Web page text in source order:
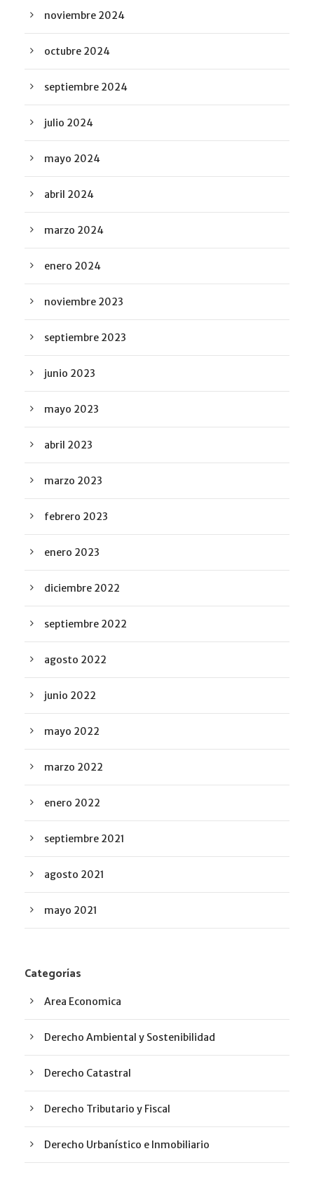
noviembre 2024
octubre 2024
septiembre 2024
julio 2024
mayo 2024
abril 2024
marzo 2024
enero 2024
noviembre 2023
septiembre 2023
junio 2023
mayo 2023
abril 2023
marzo 2023
febrero 2023
enero 2023
diciembre 2022
septiembre 2022
agosto 2022
junio 2022
mayo 2022
marzo 2022
enero 2022
septiembre 2021
agosto 2021
mayo 2021
Categorías
Area Economica
Derecho Ambiental y Sostenibilidad
Derecho Catastral
Derecho Tributario y Fiscal
Derecho Urbanístico e Inmobiliario